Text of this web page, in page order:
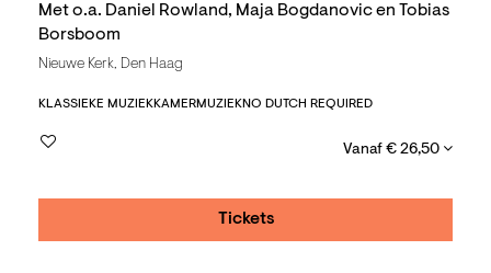
Met o.a. Daniel Rowland, Maja Bogdanovic en Tobias
Borsboom
Nieuwe Kerk, Den Haag
KLASSIEKE MUZIEKKAMERMUZIEKNO DUTCH REQUIRED
Vanaf € 26,50
Tickets